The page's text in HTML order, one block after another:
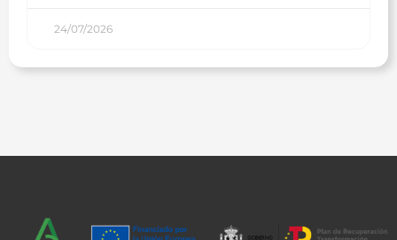
24/07/2026